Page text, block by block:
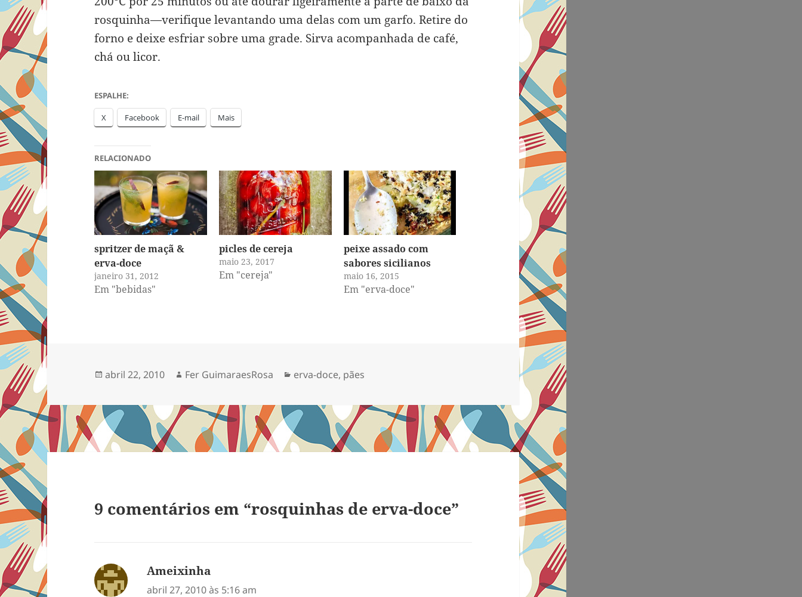
rosquinha—verifique levantando uma delas com um garfo. Retire do
forno e deixe esfriar sobre uma grade. Sirva acompanhada de café,
chá ou licor.
ESPALHE:
X Facebook E-mail Mais
RELACIONADO
spritzer de maçã &
erva-doce
janeiro 31, 2012
Em "bebidas"
picles de cereja
maio 23, 2017
Em "cereja"
peixe assado com
sabores sicilianos
maio 16, 2015
Em "erva-doce"
Publicado
abril 22, 2010 Autor
Fer GuimaraesRosa Categorias
erva-doce, pães
9 comentários em “rosquinhas de erva-doce”
Ameixinha
abril 27, 2010 às 5:16 am